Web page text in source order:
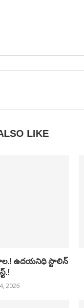
LIKE
ఉదయనిధి స్టాలిన్
2026